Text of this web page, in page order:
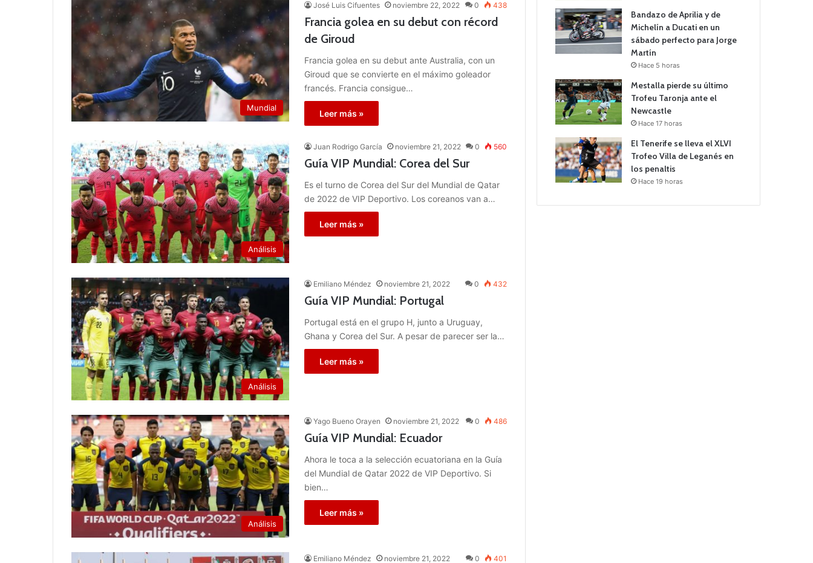
Mundial
José Luis Cifuentes noviembre 22, 2022 0 438
Francia golea en su debut con récord
de Giroud
Francia golea en su debut ante Australia, con un
Giroud que se convierte en el máximo goleador
francés. Francia consigue…
Leer más »
Análisis
Juan Rodrigo García noviembre 21, 2022 0 560
Guía VIP Mundial: Corea del Sur
Es el turno de Corea del Sur del Mundial de Qatar
de 2022 de VIP Deportivo. Los coreanos van a…
Leer más »
Análisis
Emiliano Méndez noviembre 21, 2022 0 432
Guía VIP Mundial: Portugal
Portugal está en el grupo H, junto a Uruguay,
Ghana y Corea del Sur. A pesar de parecer ser la…
Leer más »
Análisis
Yago Bueno Orayen noviembre 21, 2022 0 486
Guía VIP Mundial: Ecuador
Ahora le toca a la selección ecuatoriana en la Guía
del Mundial de Qatar 2022 de VIP Deportivo. Si
bien…
Leer más »
Emiliano Méndez noviembre 21, 2022 0 401
Bandazo de Aprilia y de
Michelín a Ducati en un
sábado perfecto para Jorge
Martín
Hace 5 horas
Mestalla pierde su último
Trofeu Taronja ante el
Newcastle
Hace 17 horas
El Tenerife se lleva el XLVI
Trofeo Villa de Leganés en
los penaltis
Hace 19 horas